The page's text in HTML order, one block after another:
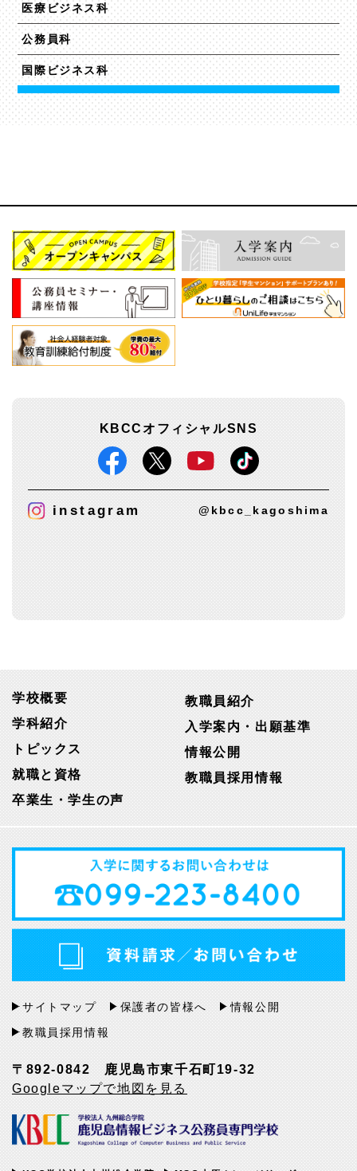
医療ビジネス科
公務員科
国際ビジネス科
KBCCオフィシャルSNS
instagram @kbcc_kagoshima
学校概要
学科紹介
トピックス
就職と資格
卒業生・学生の声
教職員紹介
入学案内・出願基準
情報公開
教職員採用情報
〒892-0842 鹿児島市東千石町19-32
Googleマップで地図を見る
サイトマップ 保護者の皆様へ
情報公開
教職員採用情報